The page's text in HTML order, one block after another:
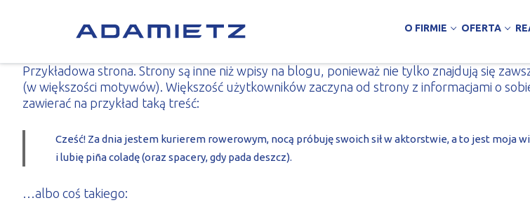
O FIRMIE OFERTA
Historia
Misja i Wizja
Oferta
Generalne wykonawstwo
Realizacje
Przykładowa strona. Strony są inne niż wpisy na blogu, ponieważ nie tylko znajdują się
(w większości motywów). Większość użytkowników zaczyna od strony z informacjami o
zawierać na przykład taką treść:
Cześć! Za dnia jestem kurierem rowerowym, nocą próbuję swoich sił w aktorstwie, a to jest moja
i lubię piña coladę (oraz spacery, gdy pada deszcz).
…albo coś takiego: